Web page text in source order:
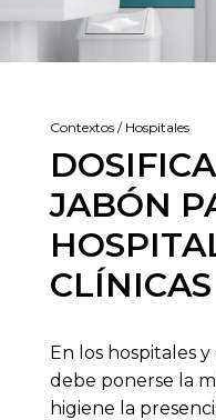
Contextos / Hospitales
JABÓN
CLÍNICAS
En los hospitales
debe ponerse la
higiene la